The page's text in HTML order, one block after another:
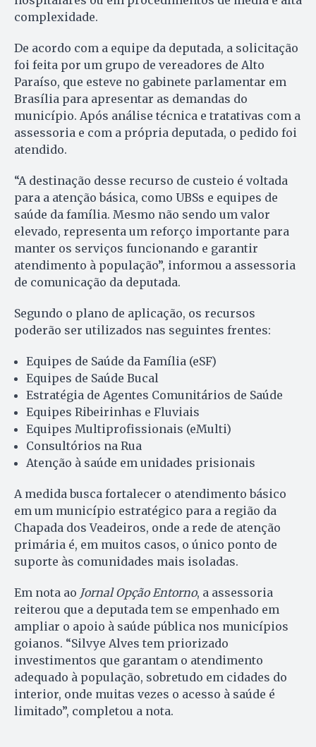
complexidade.
De acordo com a equipe da deputada, a solicitação
foi feita por um grupo de vereadores de Alto
Paraíso, que esteve no gabinete parlamentar em
Brasília para apresentar as demandas do
município. Após análise técnica e tratativas com a
assessoria e com a própria deputada, o pedido foi
atendido.
“A destinação desse recurso de custeio é voltada
para a atenção básica, como UBSs e equipes de
saúde da família. Mesmo não sendo um valor
elevado, representa um reforço importante para
manter os serviços funcionando e garantir
atendimento à população”, informou a assessoria
de comunicação da deputada.
Segundo o plano de aplicação, os recursos
poderão ser utilizados nas seguintes frentes:
Equipes de Saúde da Família (eSF)
Equipes de Saúde Bucal
Estratégia de Agentes Comunitários de Saúde
Equipes Ribeirinhas e Fluviais
Equipes Multiprofissionais (eMulti)
Consultórios na Rua
Atenção à saúde em unidades prisionais
A medida busca fortalecer o atendimento básico
em um município estratégico para a região da
Chapada dos Veadeiros, onde a rede de atenção
primária é, em muitos casos, o único ponto de
suporte às comunidades mais isoladas.
Em nota ao Jornal Opção Entorno, a assessoria
reiterou que a deputada tem se empenhado em
ampliar o apoio à saúde pública nos municípios
goianos. “Silvye Alves tem priorizado
investimentos que garantam o atendimento
adequado à população, sobretudo em cidades do
interior, onde muitas vezes o acesso à saúde é
limitado”, completou a nota.